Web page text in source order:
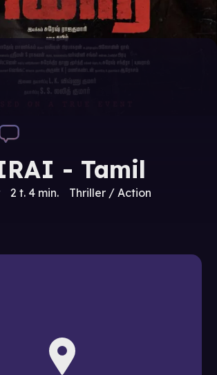
- Tamil
2 t. 4 min. Thriller / Action